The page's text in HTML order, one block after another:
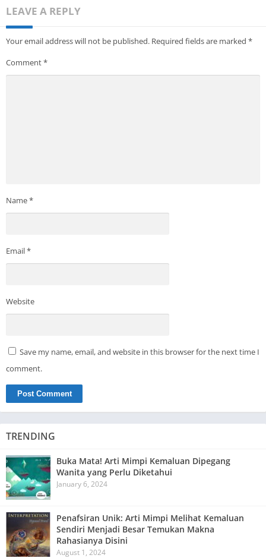
LEAVE A REPLY
Your email address will not be published. Required fields are marked *
Comment*
Name*
Email*
Website
Save my name, email, and website in this browser for the next time I
comment.
TRENDING
Buka Mata! Arti Mimpi Kemaluan Dipegang
Wanita yang Perlu Diketahui
January 6, 2024
Penafsiran Unik: Arti Mimpi Melihat Kemaluan
Sendiri Menjadi Besar Temukan Makna
Rahasianya Disini
August 1, 2024